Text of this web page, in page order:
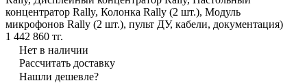
концентратор Rally, Колонка Rally (2 шт.), Модуль
микрофонов Rally (2 шт.), пульт ДУ, кабели, документация)
1 442 860 тг.
Нет в наличии
Рассчитать доставку
Нашли дешевле?